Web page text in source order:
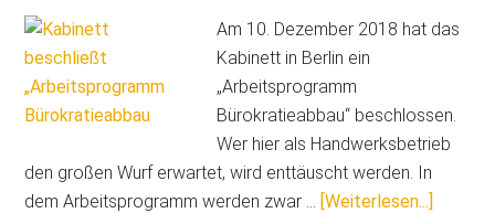
Am 10. Dezember 2018 hat das
Kabinett in Berlin ein
„Arbeitsprogramm
Bürokratieabbau“ beschlossen.
Wer hier als Handwerksbetrieb
den großen Wurf erwartet, wird enttäuscht werden. In
dem Arbeitsprogramm werden zwar … [Weiterlesen...]